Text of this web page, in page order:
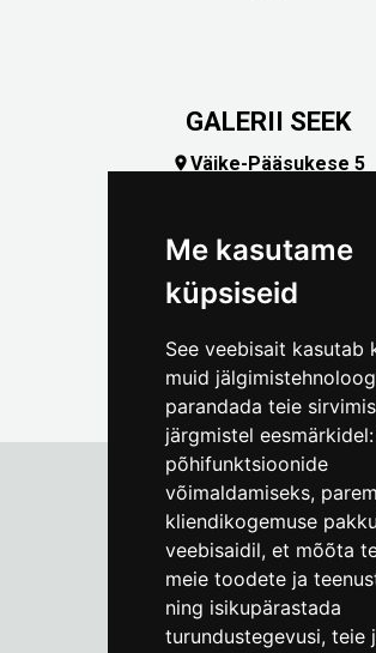
Me kasutame
küpsiseid
See veebisait kasutab
muid
parandada teie
järgmistel eesmärkidel:
põhifunktsioonide
võimaldamiseks,
kliendikogemuse
veebisaidil, et mõõta
meie toodete ja
ning isikupärastada
turundustegevusi, teie
GALERII SEEK
Väike-Pääsukese 5
Tallinna Linnamuuseum
Vene 17
E-R kell 9-17(+372) 610